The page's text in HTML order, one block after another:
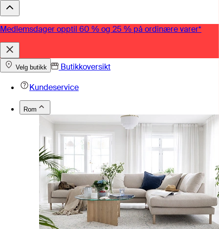
Medlemsdager opptil 60 % og 25 % på ordinære varer*
Velg butikk
Butikkoversikt
Kundeservice
Rom